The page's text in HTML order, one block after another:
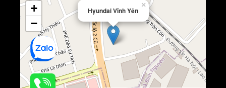
Hyundai Vĩnh Yên
×
+
−